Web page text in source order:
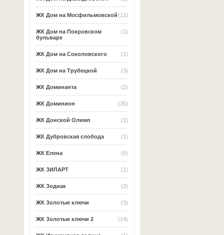
(12)
ЖК Дом на Мосфильмовской
(1)
ЖК Дом на Покровском
бульваре
(1)
ЖК Дом на Соколовского
(3)
ЖК Дом на Трубецкой
(2)
ЖК Доминанта
(35)
ЖК Доминион
(1)
ЖК Донской Олимп
(1)
ЖК Дубровская слобода
(5)
ЖК Елена
(1)
ЖК ЗИЛАРТ
(2)
ЖК Зодиак
(3)
ЖК Золотые ключи
(14)
ЖК Золотые ключи 2